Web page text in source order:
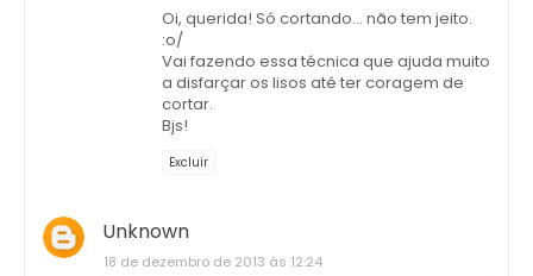
Oi, querida! Só cortando... não tem jeito.
:o/
Vai fazendo essa técnica que ajuda muito
a disfarçar os lisos até ter coragem de
cortar.
Bjs!
Excluir
Unknown
18 de dezembro de 2013 às 12:24